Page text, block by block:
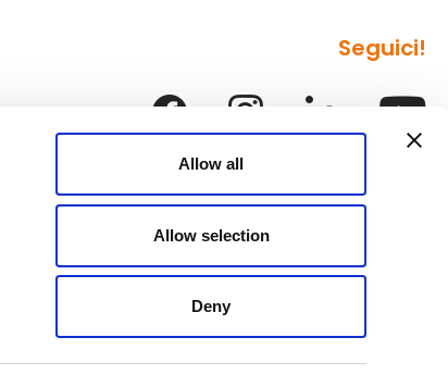
Allow all
Allow selection
Deny
Seguici!